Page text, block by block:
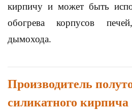
кирпичу и может быть
обогрева корпусов
дымохода.
Производитель
силикатного кирпича